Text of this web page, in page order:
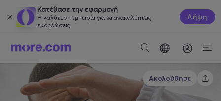
Κατέβασε την εφαρμογή
Η καλύτερη εμπειρία για να ανακαλύπτεις
εκδηλώσεις.
Λήψη
Ακολούθησε